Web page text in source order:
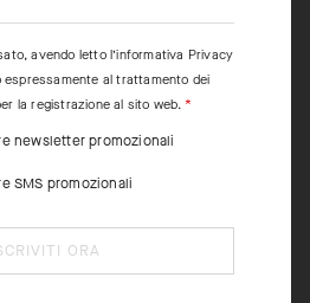
avendo letto l’informativa Privacy
espressamente al trattamento dei
la registrazione al sito web.
newsletter promozionali
SMS promozionali
ORA